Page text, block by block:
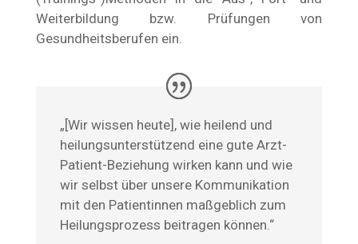
Weiterbildung bzw. Prüfungen von
Gesundheitsberufen ein.
„[Wir wissen heute], wie heilend und
heilungsunterstützend eine gute Arzt-
Patient-Beziehung wirken kann und wie
wir selbst über unsere Kommunikation
mit den Patientinnen maßgeblich zum
Heilungsprozess beitragen können.“